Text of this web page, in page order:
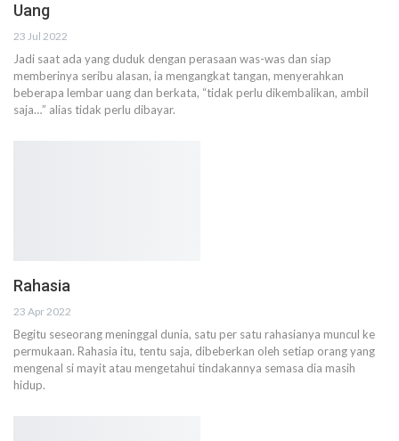
Uang
23 Jul 2022
Jadi saat ada yang duduk dengan perasaan was-was dan siap
memberinya seribu alasan, ia mengangkat tangan, menyerahkan
beberapa lembar uang dan berkata, “tidak perlu dikembalikan, ambil
saja…” alias tidak perlu dibayar.
Rahasia
23 Apr 2022
Begitu seseorang meninggal dunia, satu per satu rahasianya muncul ke
permukaan. Rahasia itu, tentu saja, dibeberkan oleh setiap orang yang
mengenal si mayit atau mengetahui tindakannya semasa dia masih
hidup.